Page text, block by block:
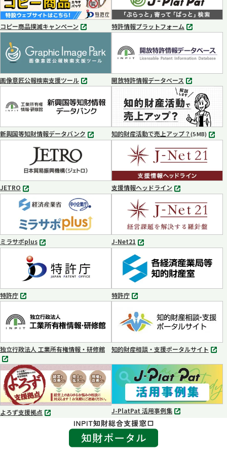
コピー商品撲滅キャンペーン
別
で
開
く
特許情報プラットフォーム
別
ブ
で
く
画像意匠公報検索支援ツール
別
ブ
で
く
開放特許情報データベース
別
タ
ブ
で
開
く
新興国等知財情報データバンク
別
開
く
知的財産活動で売上アップ？(5 MB) MP4
JETRO
別
タ
ブ
で
開
く
支援情報ヘッドライン
別
タ
ブ
で
開
く
ミラサポplus
別
ブ
で
開
く
J-Net21
別
タ
ブ
で
開
く
特許庁
別
ブ
で
く
特許庁
別
ブ
で
開
く
独立行政法人 工業所有権情報・研修館
別
タ
ブ
で
知的財産相談・支援ポータルサイト
別
タ
開
く
よろず支援拠点
別
J-PlatPat 活用事例集
別